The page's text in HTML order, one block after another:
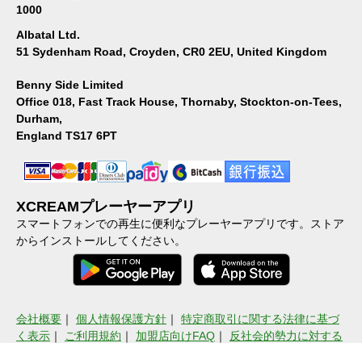
1000
Albatal Ltd.
51 Sydenham Road, Croyden, CR0 2EU, United Kingdom
Benny Side Limited
Office 018, Fast Track House, Thornaby, Stockton-on-Tees,
Durham,
England TS17 6PT
XCREAMプレーヤーアプリ
スマートフォンでの再生に便利なプレーヤーアプリです。ストア
からインストールしてください。
会社概要 ｜ 個人情報保護方針 ｜ 特定商取引に関する法律に基づ
く表示 ｜ ご利用規約 ｜ 加盟店向けFAQ ｜ 反社会的勢力に対する